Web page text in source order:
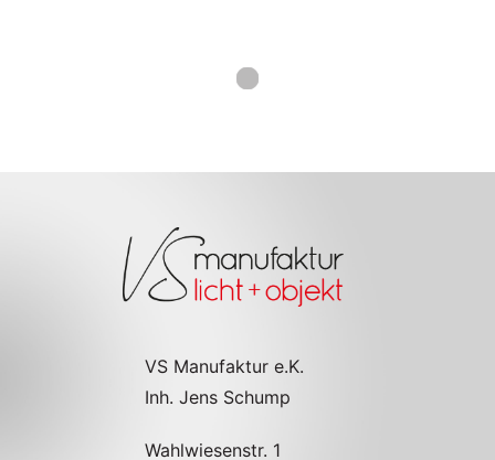
Mehr anzeigen
VS Manufaktur e.K.
Inh. Jens Schump
Wahlwiesenstr. 1